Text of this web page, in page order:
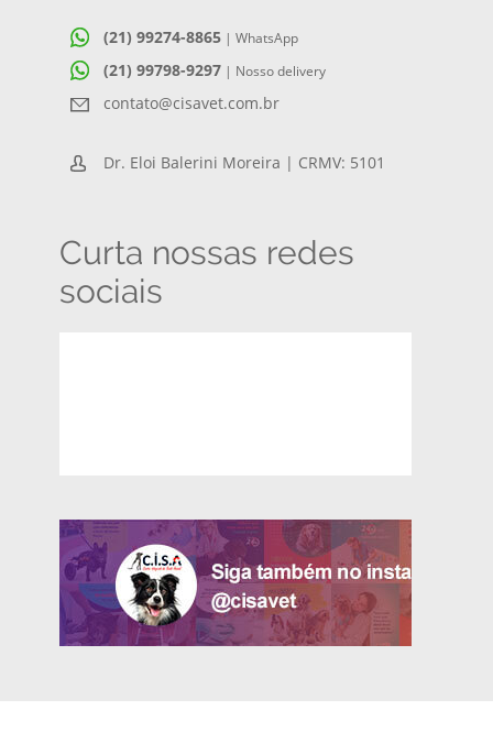
(21) 99274-8865 | WhatsApp
(21) 99798-9297 | Nosso delivery
contato@cisavet.com.br
Dr. Eloi Balerini Moreira | CRMV: 5101
Curta nossas redes
sociais